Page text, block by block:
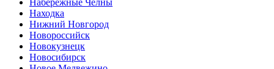
Набережные Челны
Находка
Нижний Новгород
Новороссийск
Новокузнецк
Новосибирск